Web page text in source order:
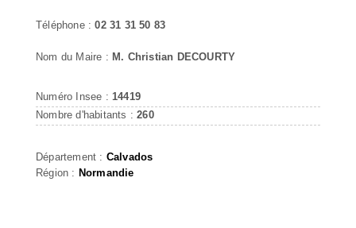
Téléphone :02 31 31 50 83
Nom du Maire : M. Christian DECOURTY
Numéro Insee : 14419
Nombre d'habitants :260
Département : Calvados
Région : Normandie